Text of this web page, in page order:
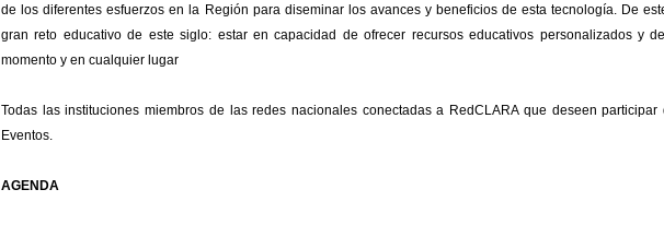
de los diferentes esfuerzos en la Región para diseminar los avances y beneficios de esta tecnología. De
gran reto educativo de este siglo: estar en capacidad de ofrecer recursos educativos personalizados y
momento y en cualquier lugar
Todas las instituciones miembros de las redes nacionales conectadas a RedCLARA que deseen
Eventos.
AGENDA